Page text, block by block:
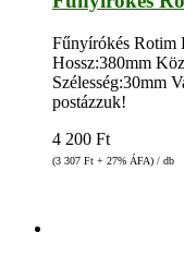
Fűnyírókés Rotim
Hossz:380mm
Szélesség:30mm
postázzuk!
4 200 Ft
(3 307 Ft + 27% ÁFA) / db